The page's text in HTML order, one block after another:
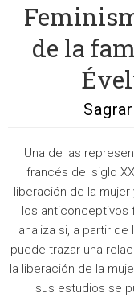
de la
Una de las
francés del siglo
liberación de la
los anticonceptivos
analiza si, a partir de
puede trazar una
la liberación de la
sus estudios se